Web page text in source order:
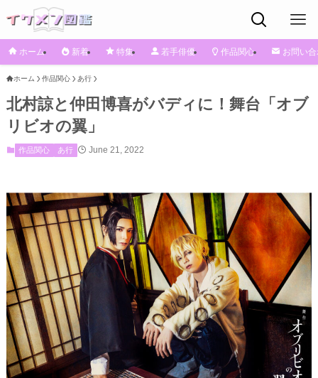
ホーム 新着 特集 若手俳優 作品関心 お問い
ホーム 作品関心 あ行
北村諒と仲田博喜がバディに！舞台「オブ
リビオの翼」
作品関心 あ行 June 21, 2022